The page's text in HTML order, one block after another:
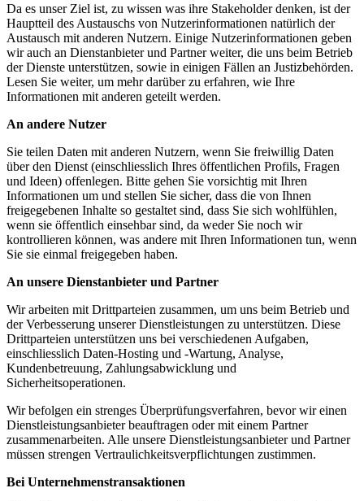
Da es unser Ziel ist, zu wissen was ihre Stakeholder denken, ist der
Hauptteil des Austauschs von Nutzerinformationen natürlich der
Austausch mit anderen Nutzern. Einige Nutzerinformationen geben
wir auch an Dienstanbieter und Partner weiter, die uns beim Betrieb
der Dienste unterstützen, sowie in einigen Fällen an Justizbehörden.
Lesen Sie weiter, um mehr darüber zu erfahren, wie Ihre
Informationen mit anderen geteilt werden.
An andere Nutzer
Sie teilen Daten mit anderen Nutzern, wenn Sie freiwillig Daten
über den Dienst (einschliesslich Ihres öffentlichen Profils, Fragen
und Ideen) offenlegen. Bitte gehen Sie vorsichtig mit Ihren
Informationen um und stellen Sie sicher, dass die von Ihnen
freigegebenen Inhalte so gestaltet sind, dass Sie sich wohlfühlen,
wenn sie öffentlich einsehbar sind, da weder Sie noch wir
kontrollieren können, was andere mit Ihren Informationen tun, wenn
Sie sie einmal freigegeben haben.
An unsere Dienstanbieter und Partner
Wir arbeiten mit Drittparteien zusammen, um uns beim Betrieb und
der Verbesserung unserer Dienstleistungen zu unterstützen. Diese
Drittparteien unterstützen uns bei verschiedenen Aufgaben,
einschliesslich Daten-Hosting und -Wartung, Analyse,
Kundenbetreuung, Zahlungsabwicklung und
Sicherheitsoperationen.
Wir befolgen ein strenges Überprüfungsverfahren, bevor wir einen
Dienstleistungsanbieter beauftragen oder mit einem Partner
zusammenarbeiten. Alle unsere Dienstleistungsanbieter und Partner
müssen strengen Vertraulichkeitsverpflichtungen zustimmen.
Bei Unternehmenstransaktionen